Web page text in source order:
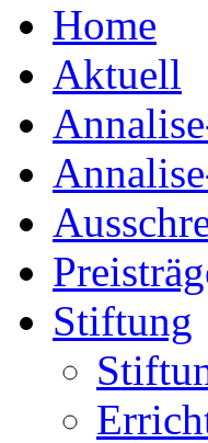
Home
Aktuell
Stiftung